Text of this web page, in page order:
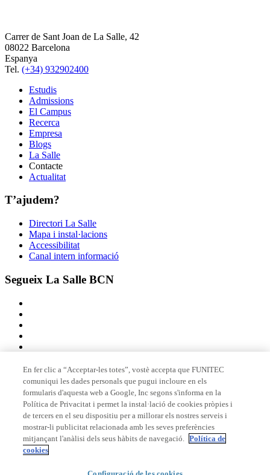
Carrer de Sant Joan de La Salle, 42
08022 Barcelona
Espanya
Tel. (+34) 932902400
Estudis
Admissions
El Campus
Recerca
Empresa
Blogs
La Salle
Contacte
Actualitat
T’ajudem?
Directori La Salle
Mapa i instal·lacions
Accessibilitat
Canal intern informació
Segueix La Salle BCN
Membre de
Acreditacions
En fer clic a “Acceptar-les totes”, vostè accepta que FUNITEC
comuniqui les dades personals que pugui incloure en els
formularis d'aquesta web a Google, Inc segons s'informa en la
Política de Privacitat i permet la instal·lació de cookies pròpies i
de tercers en el seu dispositiu per a millorar els nostres serveis i
mostrar-li publicitat relacionada amb les seves preferències
mitjançant l'anàlisi dels seus hàbits de navegació. Política de
cookies